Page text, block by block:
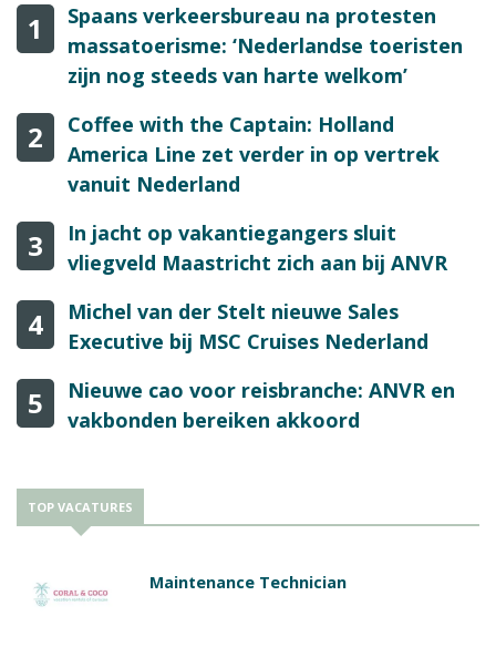
1
Spaans verkeersbureau na protesten
massatoerisme: ‘Nederlandse toeristen
zijn nog steeds van harte welkom’
2
Coffee with the Captain: Holland
America Line zet verder in op vertrek
vanuit Nederland
3
In jacht op vakantiegangers sluit
vliegveld Maastricht zich aan bij ANVR
4
Michel van der Stelt nieuwe Sales
Executive bij MSC Cruises Nederland
5
Nieuwe cao voor reisbranche: ANVR en
vakbonden bereiken akkoord
TOP VACATURES
Maintenance Technician